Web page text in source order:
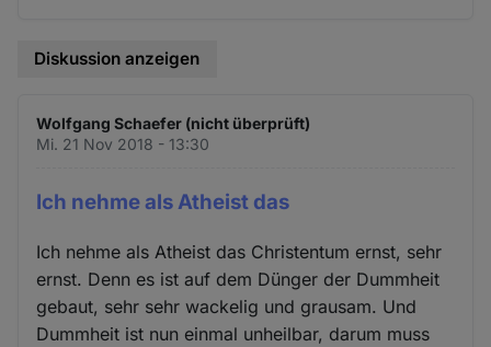
Diskussion anzeigen
Wolfgang Schaefer (nicht überprüft)
Mi. 21 Nov 2018 - 13:30
Ich nehme als Atheist das
Ich nehme als Atheist das Christentum ernst, sehr
ernst. Denn es ist auf dem Dünger der Dummheit
gebaut, sehr sehr wackelig und grausam. Und
Dummheit ist nun einmal unheilbar, darum muss